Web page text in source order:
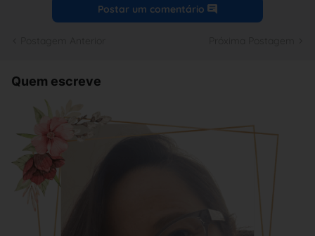
Postar um comentário
Quem escreve